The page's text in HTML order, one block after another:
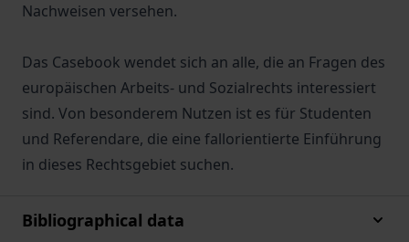
Nachweisen versehen.
Das Casebook wendet sich an alle, die an Fragen des
europäischen Arbeits- und Sozialrechts interessiert
sind. Von besonderem Nutzen ist es für Studenten
und Referendare, die eine fallorientierte Einführung
in dieses Rechtsgebiet suchen.
Bibliographical data